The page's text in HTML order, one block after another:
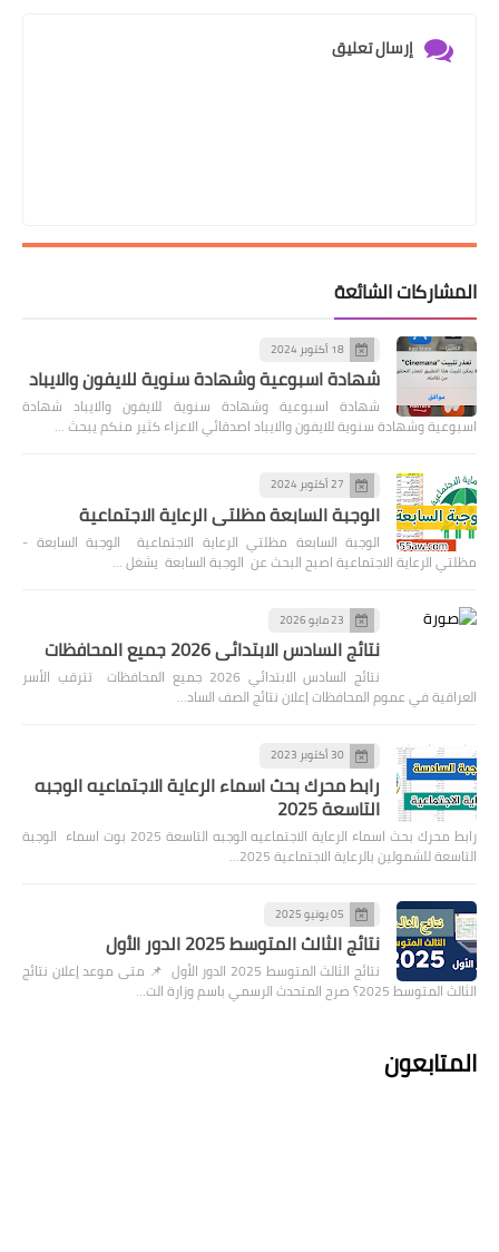
إرسال تعليق
المشاركات الشائعة
18 أكتوبر 2024
شهادة اسبوعية وشهادة سنوية للايفون والايباد
شهادة اسبوعية وشهادة سنوية للايفون والايباد شهادة
اسبوعية وشهادة سنوية للايفون والايباد اصدقائي الاعزاء كثير منكم يبحث …
27 أكتوبر 2024
الوجبة السابعة مظلتي الرعاية الاجتماعية
الوجبة السابعة مظلتي الرعاية الاجتماعية الوجبة السابعة -
مظلتي الرعاية الاجتماعية اصبح البحث عن الوجبة السابعة يشغل …
23 مايو 2026
نتائج السادس الابتدائي 2026 جميع المحافظات
نتائج السادس الابتدائي 2026 جميع المحافظات تترقب الأسر
العراقية في عموم المحافظات إعلان نتائج الصف الساد…
30 أكتوبر 2023
رابط محرك بحث اسماء الرعاية الاجتماعيه الوجبه
التاسعة 2025
رابط محرك بحث اسماء الرعاية الاجتماعيه الوجبه التاسعة 2025 بوت اسماء الوجبة
التاسعة للشمولين بالرعاية الاجتماعية 2025…
05 يونيو 2025
نتائج الثالث المتوسط 2025 الدور الأول
نتائج الثالث المتوسط 2025 الدور الأول 📌 متى موعد إعلان نتائج
الثالث المتوسط 2025؟ صرح المتحدث الرسمي باسم وزارة الت…
المتابعون